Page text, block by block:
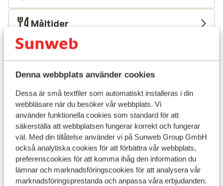
Denna webbplats använder cookies
Dessa är små textfiler som automatiskt installeras i din
webbläsare när du besöker vår webbplats. Vi
använder funktionella cookies som standard för att
säkerställa att webbplatsen fungerar korrekt och fungerar
väl. Med din tillåtelse använder vi på Sunweb Group GmbH
också analytiska cookies för att förbättra vår webbplats,
preferenscookies för att komma ihåg den information du
lämnar och marknadsföringscookies för att analysera vår
marknadsföringsprestanda och anpassa våra erbjudanden.
Här kan du luta dig tillbaka i en solstol, ta ett dopp och
njuta av den fantastiska utsikten över Madeiras södra
kust. För extra avkoppling väntar jacuzzin i hotellets
wellness-avdelning. Stranden ligger precis intill, du
behöver endast korsa strandpromenaden. Mat & dryck
Frukost ingår – perfekt för en god start på dagen. Vill
du göra det ännu enklare för dig, finns möjligheten att
boka halvpension och njuta av både frukost och
middag på hotellet. Smidigt, bekvämt och gott!
Omgivningarna I Funchal kan du hitta utsökt lagad mat
av yttersta klass, exklusiva uteställen men samtidigt
traditionella små kaffehak, sjudande saluhallar och
trånga gränder med kullersten. Du hittar även ett bra
shopping med märkesbutiker. Atmosfären är lugn och
kulturutbudet rikt.
Måltider
Hållbarhetscertifierad
Vad våra gäster tycker
Det här är 100 % äkta kundrecensioner som verkligen
speglar deras upplevelser av vår produkt.
Mer om recensioner
8.8 Fantastisk
6 omdömen